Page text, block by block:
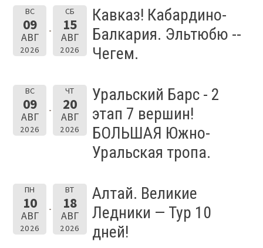
ВС
09
АВГ
2026
СБ
15
АВГ
2026
Кавказ! Кабардино-
Балкария. Эльтюбю --
Чегем.
ВС
09
АВГ
2026
ЧТ
20
АВГ
2026
Уральский Барс - 2
этап 7 вершин!
БОЛЬШАЯ Южно-
Уральская тропа.
ПН
10
АВГ
2026
ВТ
18
АВГ
2026
Алтай. Великие
Ледники — Тур 10
дней!